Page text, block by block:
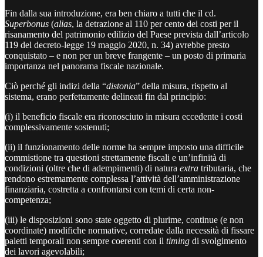
Fin dalla sua introduzione, era ben chiaro a tutti che il cd.
Superbonus (alias, la detrazione al 110 per cento dei costi per il
risanamento del patrimonio edilizio del Paese prevista dall’articolo
119 del decreto-legge 19 maggio 2020, n. 34) avrebbe presto
conquistato – e non per un breve frangente – un posto di primaria
importanza nel panorama fiscale nazionale.
Ciò perché gli indizi della “distonia” della misura, rispetto al
sistema, erano perfettamente delineati fin dal principio:
(i) il beneficio fiscale era riconosciuto in misura eccedente i costi
complessivamente sostenuti;
(ii) il funzionamento delle norme ha sempre imposto una difficile
commistione tra questioni strettamente fiscali e un’infinità di
condizioni (oltre che di adempimenti) di natura extra tributaria, che
rendono estremamente complessa l’attività dell’amministrazione
finanziaria, costretta a confrontarsi con temi di certa non-
competenza;
(iii) le disposizioni sono state oggetto di plurime, continue (e non
coordinate) modifiche normative, corredate dalla necessità di fissare
paletti temporali non sempre coerenti con il timing di svolgimento
dei lavori agevolabili;